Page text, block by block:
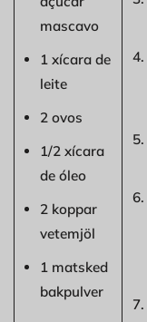
mascavo
1 xícara de
leite
2 ovos
1/2 xícara
de óleo
2 koppar
vetemjöl
1 matsked
bakpulver